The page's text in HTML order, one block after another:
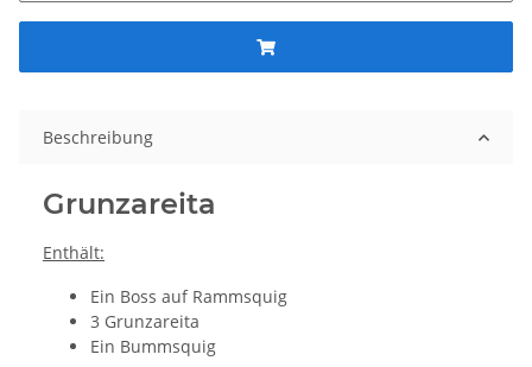
Beschreibung
Grunzareita
Enthält:
Ein Boss auf Rammsquig
3 Grunzareita
Ein Bummsquig